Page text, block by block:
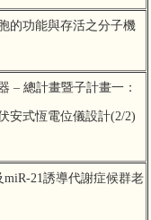
的功能與存活之分子機
– 總計畫暨子計畫一：
安式恆電位儀設計(2/2)
21誘導代謝症候群老